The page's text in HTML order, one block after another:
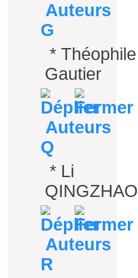
Auteurs
G
* Théophile
Gautier
Auteurs
Q
* Li
QINGZHAO
Auteurs
R